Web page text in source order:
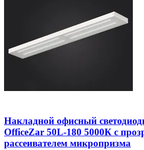
Накладной офисный
OfficeZar 50L-180 5000К с
рассеивателем микропризма